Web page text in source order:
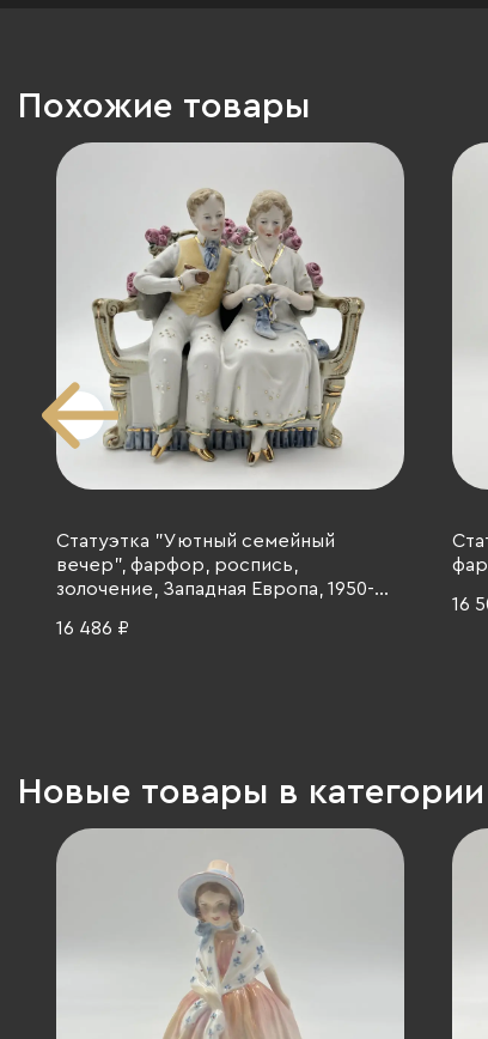
Похожие товары
Статуэтка "Уютный семейный
вечер", фарфор, роспись,
золочение, Западная Европа, 1950-
16 486 ₽
16
Новые товары в категории